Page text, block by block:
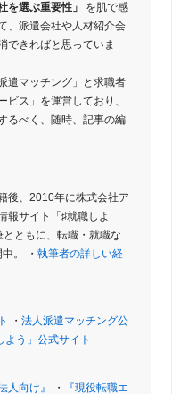
を選ぶ重要性」
を肌で感
、派遣会社や人材紹介会
できればと思っていま
遣マッチング」と求職者
ビス」を運営しており、
るべく、随時、記事の編
後、2010年に株式会社ア
報サイト「♯就職しよ
ともに、転職・就職な
。 ・ 執筆者の詳しい経
・ 法人派遣マッチング公
よう」公式サイト
人向け』 ・
『現役転職エ